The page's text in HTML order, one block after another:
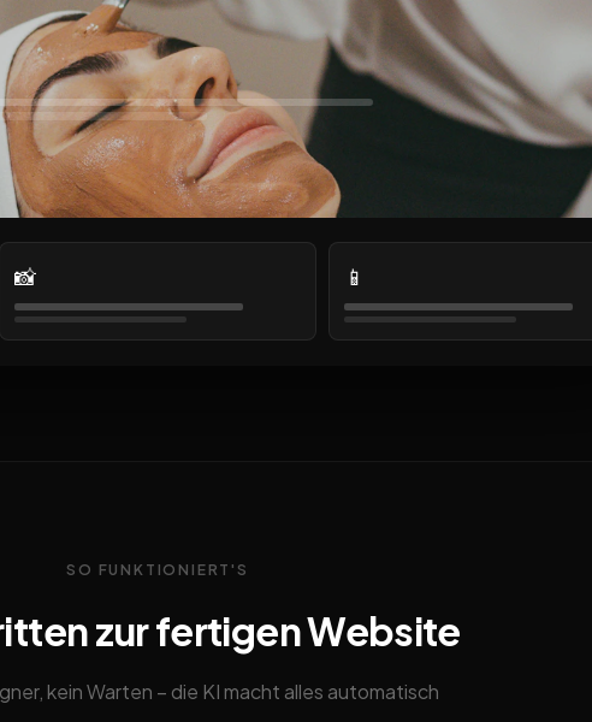
📸 📱
SO FUNKTIONIERT'S
zur fertigen Website
kein Warten – die KI macht alles automatisch